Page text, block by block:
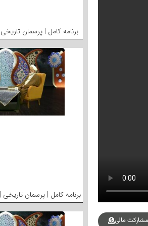
مشارکت مالی
برنامه کامل | پرسمان تاریخی | ۱۴۰۵.۵.۱ | استاد
برنامه کامل | پرسمان تاریخی | ۱۴۰۵.۴.۲۵ | استاد جباری